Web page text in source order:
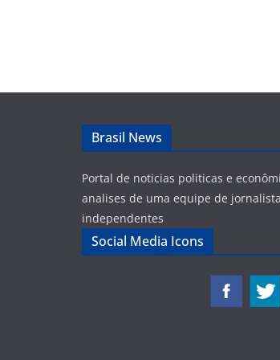
Brasil News
Portal de noticias politicas e
analises de uma equipe de
independentes
Social Media Icons